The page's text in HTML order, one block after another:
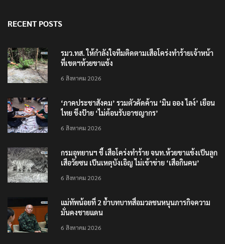
RECENT POSTS
รมว.ทส. ให้กำลังใจทีมติดตามเสือโคร่งทำร้ายเจ้าหน้า
ที่เขตฯห้วยขาแข้ง
6 สิงหาคม 2026
‘ภาคประชาสังคม’ รวมตัวคัดค้าน ‘มิน ออง ไลง์’ เยือน
ไทย ขึงป้าย ‘ไม่ต้อนรับอาชญากร’
6 สิงหาคม 2026
กรมอุทยานฯ ชี้ เสือโคร่งทำร้าย จนท.ห้วยขาแข้งเป็นลูก
เสือวัยซน เป็นเหตุบังเอิญ ไม่เข้าข่าย ‘เสือกินคน’
6 สิงหาคม 2026
แม่ทัพน้อยที่ 2 ย้ำบทบาทสื่อมวลชนหนุนภารกิจความ
มั่นคงชายแดน
6 สิงหาคม 2026